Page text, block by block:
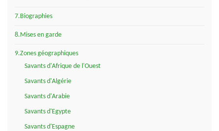
7.Biographies
8.Mises en garde
9.Zones géographiques
Savants d'Afrique de l'Ouest
Savants d'Algérie
Savants d'Arabie
Savants d'Egypte
Savants d'Espagne